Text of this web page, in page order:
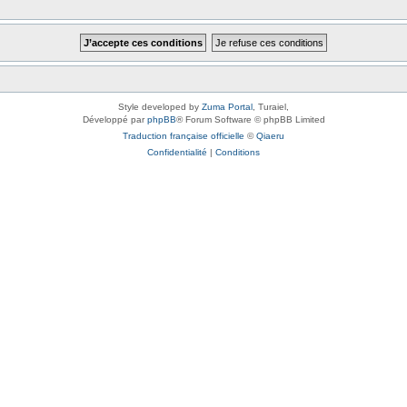
Style developed by Zuma Portal , Turaiel,
Développé parphpBB® Forum Software © phpBB Limited
Traduction française officielle ©Qiaeru
Confidentialité
Conditions